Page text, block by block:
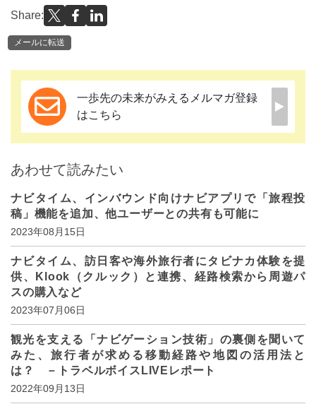
Share:
メールに転送
一歩先の未来がみえるメルマガ登録
はこちら
あわせて読みたい
ナビタイム、インバウンド向けナビアプリで「旅程投
稿」機能を追加、他ユーザーとの共有も可能に
2023年08月15日
ナビタイム、訪日客や海外旅行者にタビナカ体験を提
供、Klook（クルック）と連携、経路検索から周遊パ
スの購入など
2023年07月06日
観光を支える「ナビゲーション技術」の裏側を聞いて
みた、旅行者が求める移動経路や地図の活用法と
は？ －トラベルボイスLIVEレポート
2022年09月13日